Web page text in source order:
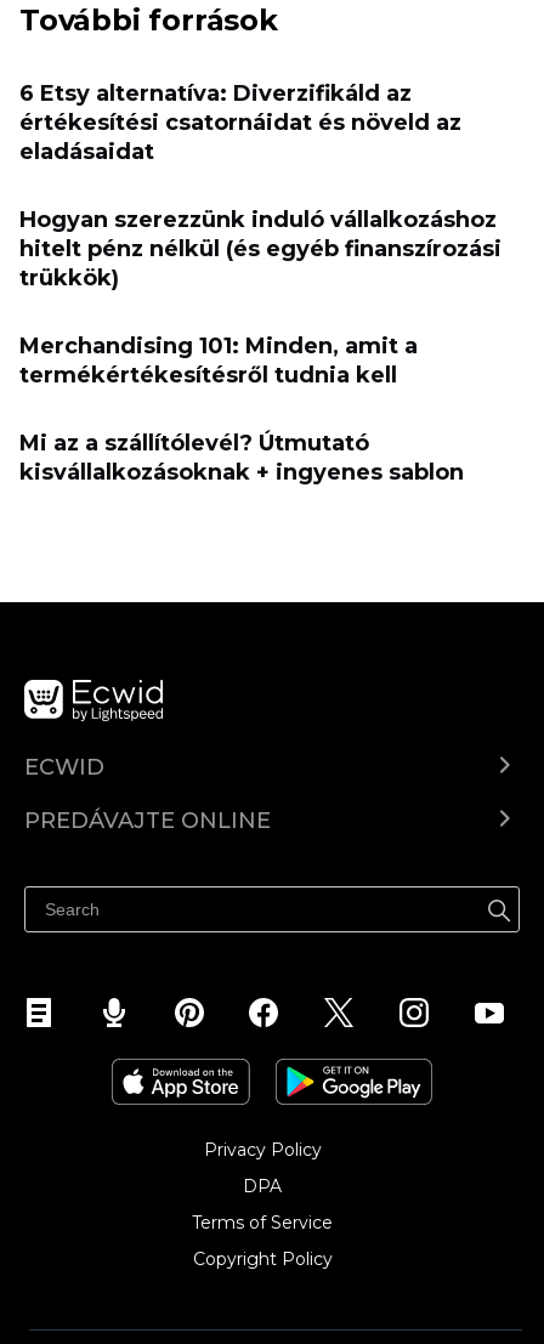
További források
6 Etsy alternatíva: Diverzifikáld az
értékesítési csatornáidat és növeld az
eladásaidat
Hogyan szerezzünk induló vállalkozáshoz
hitelt pénz nélkül (és egyéb finanszírozási
trükkök)
Merchandising 101: Minden, amit a
termékértékesítésről tudnia kell
Mi az a szállítólevél? Útmutató
kisvállalkozásoknak + ingyenes sablon
ECWID
Cenník
PREDÁVAJTE ONLINE
Predávajte na Facebook
Privacy Policy
DPA
Terms of Service
Copyright Policy‎